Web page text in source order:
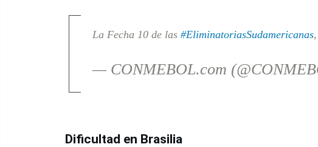
La Fecha 10 de las #EliminatoriasSudamericanas
— CONMEBOL.com
Dificultad en Brasilia